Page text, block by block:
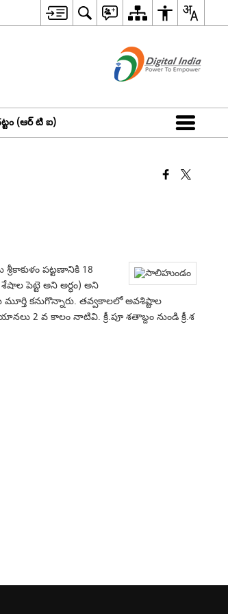
(ఆర్ టి ఐ)
పట్టణానికి 18
పెట్టె అని అర్ధం) అని
కనుగొన్నారు. తవ్వకాలలో అవశిష్టాల
2 వ కాలం నాటివి. క్రీ.పూ శతాబ్దం నుండి క్రీ.శ